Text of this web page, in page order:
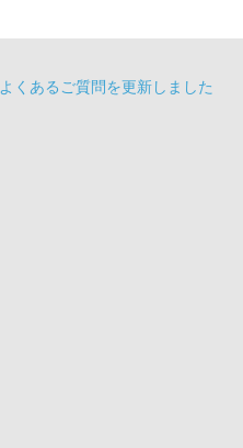
よくあるご質問を更新しました